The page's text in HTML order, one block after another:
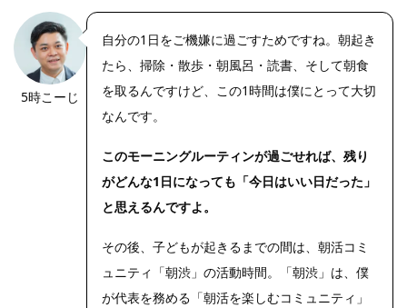
5時こーじ
自分の1日をご機嫌に過ごすためですね。朝起き
たら、掃除・散歩・朝風呂・読書、そして朝食
を取るんですけど、この1時間は僕にとって大切
なんです。
このモーニングルーティンが過ごせれば、残り
がどんな1日になっても「今日はいい日だった」
と思えるんですよ。
その後、子どもが起きるまでの間は、朝活コミ
ュニティ「朝渋」の活動時間。「朝渋」は、僕
が代表を務める「朝活を楽しむコミュニティ」